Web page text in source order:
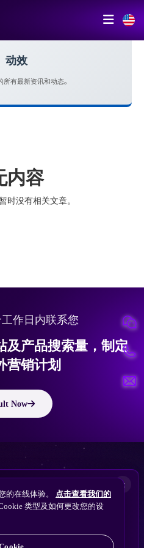
动效
所有最新资讯和动态。
内容
时没有相关文章。
作日内联系您
及产品搜索量，制定
营销计划
Now
/EastDigi--专注企业海外业务增长
备14005285号-11
的在线体验。 点击查看我们的
类型及如何更改您的设
×
Gemini
独立站？
SEO / AEO / GEO 独立站可见